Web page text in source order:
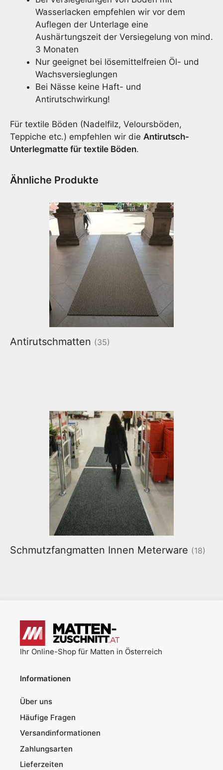
Wasserlacken empfehlen wir vor dem
Auflegen der Unterlage eine
Aushärtungszeit der Versiegelung von mind.
3 Monaten
Nur geeignet bei lösemittelfreien Öl- und
Wachsversieglungen
Bei Nässe keine Haft- und
Antirutschwirkung!
Für textile Böden (Nadelfilz, Veloursböden,
Teppiche etc.) empfehlen wir die Antirutsch-
Unterlegmatte für textile Böden.
Ähnliche Produkte
Antirutschmatten (35)
Schmutzfangmatten Innen Meterware (18)
Ihr Online-Shop für Matten in Österreich
Informationen
Über uns
Häufige Fragen
Versandinformationen
Zahlungsarten
Lieferzeiten